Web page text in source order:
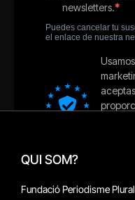
QUI SOM?
Fundació Periodisme Plural